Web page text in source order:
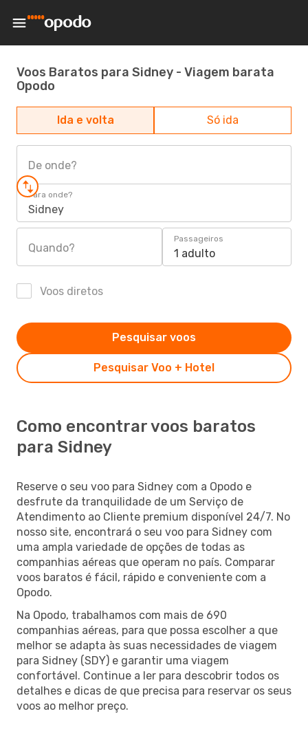
Voos Baratos para Sidney - Viagem barata
Opodo
Ida e volta Só ida
De onde?
Para onde?
Sidney
Quando?
Passageiros
1 adulto
Voos diretos
Pesquisar Voo + Hotel
Pesquisar voos
Como encontrar voos baratos
para Sidney
Reserve o seu voo para Sidney com a Opodo e
desfrute da tranquilidade de um Serviço de
Atendimento ao Cliente premium disponível 24/7. No
nosso site, encontrará o seu voo para Sidney com
uma ampla variedade de opções de todas as
companhias aéreas que operam no país. Comparar
voos baratos é fácil, rápido e conveniente com a
Opodo.
Na Opodo, trabalhamos com mais de 690
companhias aéreas, para que possa escolher a que
melhor se adapta às suas necessidades de viagem
para Sidney (SDY) e garantir uma viagem
confortável. Continue a ler para descobrir todos os
detalhes e dicas de que precisa para reservar os seus
voos ao melhor preço.